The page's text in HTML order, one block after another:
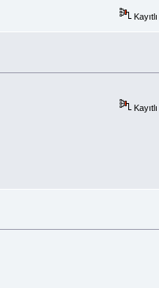
Kayıtlı
Kayıtlı